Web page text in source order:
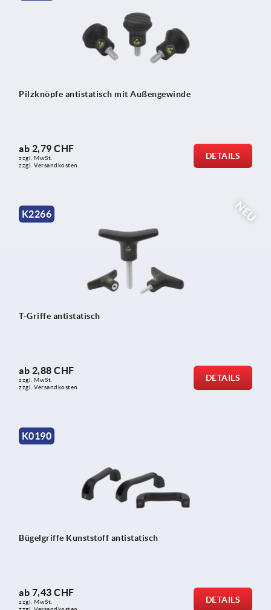
Pilzknöpfe antistatisch mit Außengewinde
ab 2,79 CHF
zzgl. MwSt.
zzgl. Versandkosten
DETAILS
NEU
K2266
T-Griffe antistatisch
ab 2,88 CHF
zzgl. MwSt.
zzgl. Versandkosten
DETAILS
K0190
Bügelgriffe Kunststoff antistatisch
ab 7,43 CHF
zzgl. MwSt.
DETAILS